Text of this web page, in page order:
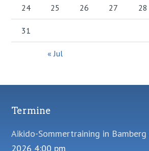
24 25 26 27 28
31
« Jul
Footer
Termine
Aikido-Sommertraining in Bamberg
2026 4:00 pm